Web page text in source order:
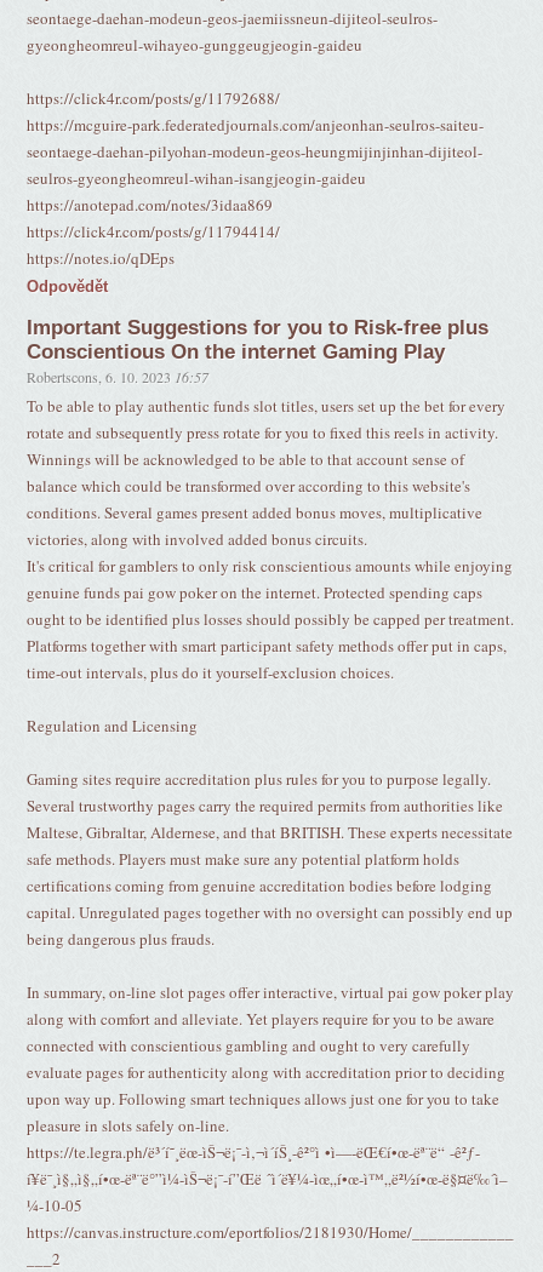
seontaege-daehan-modeun-geos-jaemiissneun-dijiteol-seulros-
gyeongheomreul-wihayeo-gunggeugjeogin-gaideu
https://click4r.com/posts/g/11792688/
https://mcguire-park.federatedjournals.com/anjeonhan-seulros-saiteu-
seontaege-daehan-pilyohan-modeun-geos-heungmijinjinhan-dijiteol-
seulros-gyeongheomreul-wihan-isangjeogin-gaideu
https://anotepad.com/notes/3idaa869
https://click4r.com/posts/g/11794414/
https://notes.io/qDEps
Odpovědět
Important Suggestions for you to Risk-free plus
Conscientious On the internet Gaming Play
Robertscons ,6. 10. 2023 16:57
To be able to play authentic funds slot titles, users set up the bet for every
rotate and subsequently press rotate for you to fixed this reels in activity.
Winnings will be acknowledged to be able to that account sense of
balance which could be transformed over according to this website's
conditions. Several games present added bonus moves, multiplicative
victories, along with involved added bonus circuits.
It's critical for gamblers to only risk conscientious amounts while enjoying
genuine funds pai gow poker on the internet. Protected spending caps
ought to be identified plus losses should possibly be capped per treatment.
Platforms together with smart participant safety methods offer put in caps,
time-out intervals, plus do it yourself-exclusion choices.
Regulation and Licensing
Gaming sites require accreditation plus rules for you to purpose legally.
Several trustworthy pages carry the required permits from authorities like
Maltese, Gibraltar, Aldernese, and that BRITISH. These experts necessitate
safe methods. Players must make sure any potential platform holds
certifications coming from genuine accreditation bodies before lodging
capital. Unregulated pages together with no oversight can possibly end up
being dangerous plus frauds.
In summary, on-line slot pages offer interactive, virtual pai gow poker play
along with comfort and alleviate. Yet players require for you to be aware
connected with conscientious gambling and ought to very carefully
evaluate pages for authenticity along with accreditation prior to deciding
upon way up. Following smart techniques allows just one for you to take
pleasure in slots safely on-line.
https://te.legra.ph/ë³´í˜¸ëœ-ìŠ¬ë¡¯-ì‚¬ì´íŠ¸-ê²°ì •ì—-ëŒ€í•œ-ëª¨ë“ -ê²ƒ-
í¥ë¯¸ì§„ì§„í•œ-ëª¨ë°”ì¼-ìŠ¬ë¡¯-í”Œë ˆì´ë¥¼-ìœ„í•œ-ì™„ë²½í•œ-ë§¤ë‰´ì–
¼-10-05
https://canvas.instructure.com/eportfolios/2181930/Home/____________
___2